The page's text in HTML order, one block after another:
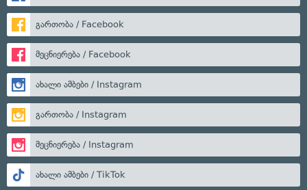
გართობა / Facebook
მეცნიერება / Facebook
ახალი ამბები / Instagram
გართობა / Instagram
მეცნიერება / Instagram
ახალი ამბები / TikTok